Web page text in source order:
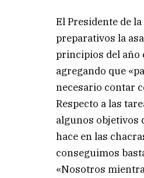
El Presidente de
preparativos la
principios del año
agregando que
necesario contar
Respecto a las
algunos objetivos
hace en las
conseguimos
«Nosotros